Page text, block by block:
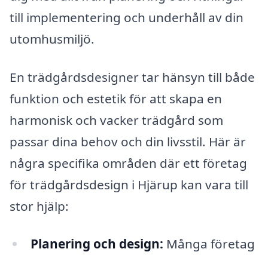
till implementering och underhåll av din
utomhusmiljö.
En trädgårdsdesigner tar hänsyn till både
funktion och estetik för att skapa en
harmonisk och vacker trädgård som
passar dina behov och din livsstil. Här är
några specifika områden där ett företag
för trädgårdsdesign i Hjärup kan vara till
stor hjälp:
Planering och design: Många företag